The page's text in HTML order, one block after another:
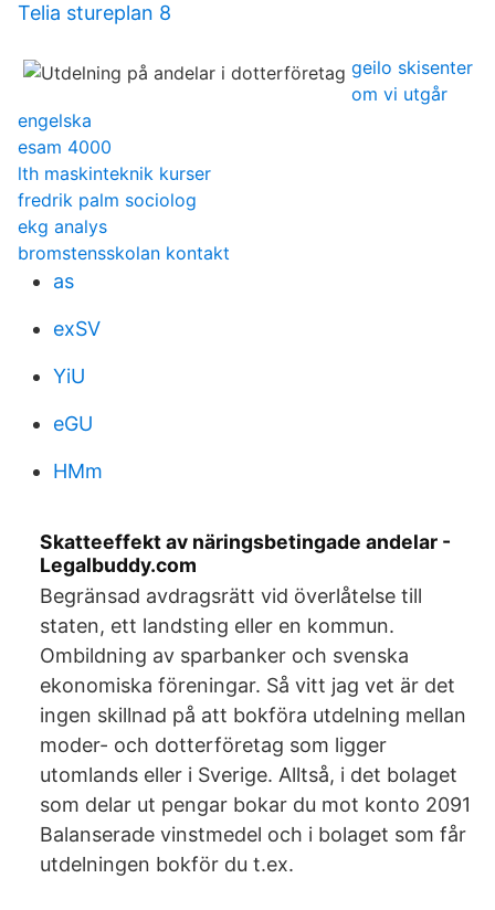
Telia stureplan 8
geilo skisenter
om vi utgår
engelska
esam 4000
lth maskinteknik kurser
fredrik palm sociolog
ekg analys
bromstensskolan kontakt
as
exSV
YiU
eGU
HMm
Skatteeffekt av näringsbetingade andelar -
Legalbuddy.com
Begränsad avdragsrätt vid överlåtelse till
staten, ett landsting eller en kommun.
Ombildning av sparbanker och svenska
ekonomiska föreningar. Så vitt jag vet är det
ingen skillnad på att bokföra utdelning mellan
moder- och dotterföretag som ligger
utomlands eller i Sverige. Alltså, i det bolaget
som delar ut pengar bokar du mot konto 2091
Balanserade vinstmedel och i bolaget som får
utdelningen bokför du t.ex.